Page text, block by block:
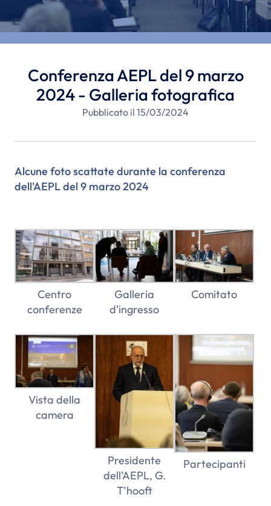
Conferenza AEPL del 9 marzo
2024 - Galleria fotografica
Pubblicato il 15/03/2024
Alcune foto scattate durante la conferenza
dell'AEPL del 9 marzo 2024
Centro
conferenze
Galleria
d'ingresso
Comitato
Vista della
camera
Presidente
dell’AEPL, G.
T’hooft
Partecipanti